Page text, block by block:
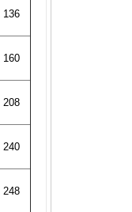
136
160
208
240
248